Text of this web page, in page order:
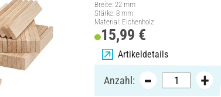
Breite: 22 mm
Stärke: 8 mm
Material: Eichenholz
15,99 €
Artikeldetails
Anzahl: